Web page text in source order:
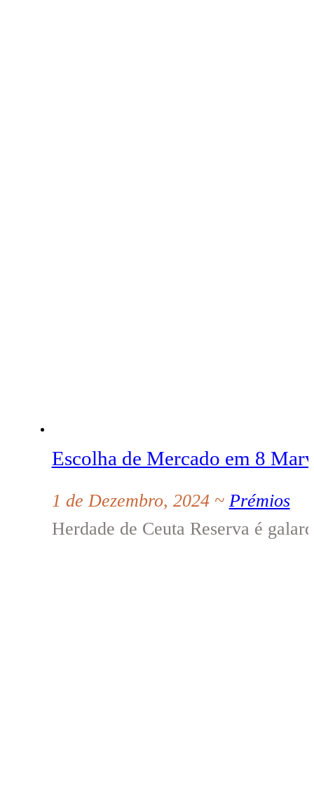
Escolha de Mercado em 8
1 de Dezembro, 2024 ~ Prémios
Herdade de Ceuta Reserva é